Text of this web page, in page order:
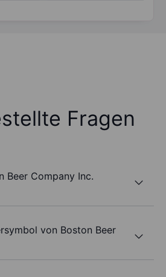
Fragen
Beer Company Inc.
von Boston Beer